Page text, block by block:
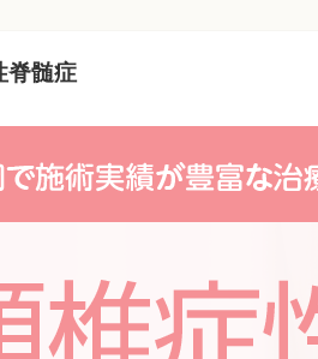
脊髄症